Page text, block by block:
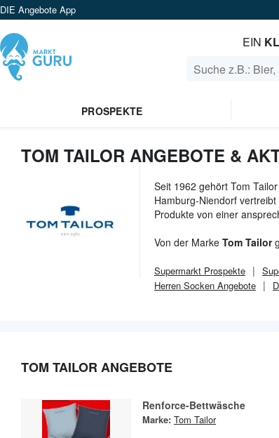
DIE Angebote App
EIN
PROSPEKTE
TOM TAILOR ANGEBOTE &
Seit 1962 gehört Tom
Hamburg-Niendorf
Produkte von einer
Von der Marke Tom Tailor
Supermarkt Prospekte
Herren Socken Angebote
TOM TAILOR ANGEBOTE
Renforce-Bettwäsche
Marke: Tom Tailor